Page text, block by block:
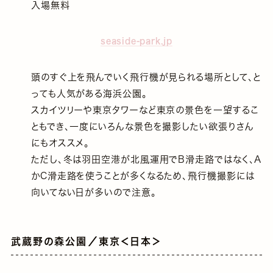
入場無料
seaside-park.jp
頭のすぐ上を飛んでいく飛行機が見られる場所として、と
っても人気がある海浜公園。
スカイツリーや東京タワーなど東京の景色を一望するこ
ともでき、一度にいろんな景色を撮影したい欲張りさん
にもオススメ。
ただし、冬は羽田空港が北風運用でB滑走路ではなく、A
かC滑走路を使うことが多くなるため、飛行機撮影には
向いてない日が多いので注意。
武蔵野の森公園／東京＜日本＞